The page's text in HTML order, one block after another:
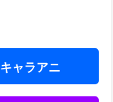
キャラアニ